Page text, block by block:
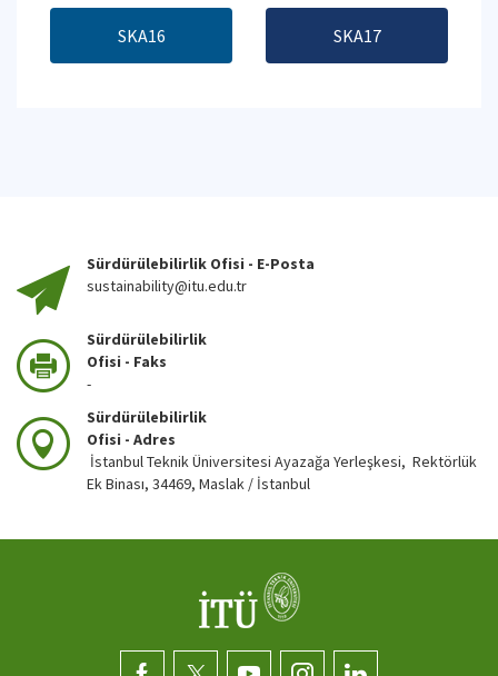
SKA16 SKA17
Sürdürülebilirlik Ofisi - E-Posta
sustainability@itu.edu.tr
Sürdürülebilirlik
Ofisi - Faks
-
Sürdürülebilirlik
Ofisi - Adres
İstanbul Teknik Üniversitesi Ayazağa Yerleşkesi, Rektörlük
Ek Binası, 34469, Maslak / İstanbul